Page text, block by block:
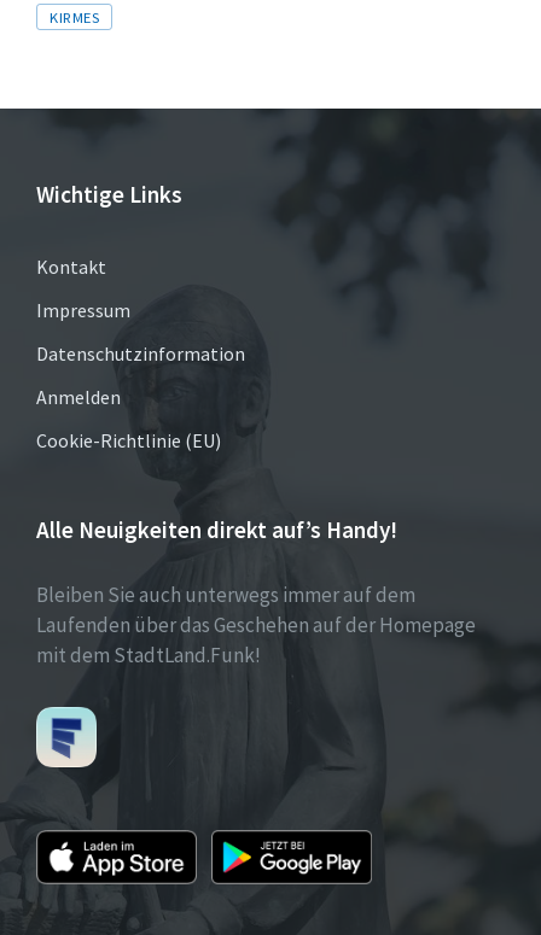
Tags
KIRMES
Wichtige Links
Kontakt
Impressum
Datenschutzinformation
Anmelden
Cookie-Richtlinie (EU)
Alle Neuigkeiten direkt auf’s Handy!
Bleiben Sie auch unterwegs immer auf dem
Laufenden über das Geschehen auf der Homepage
mit dem StadtLand.Funk!